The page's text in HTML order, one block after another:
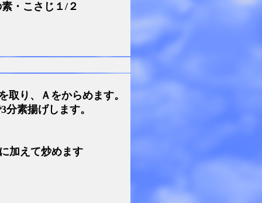
・こさじ１/２
取り、Ａをからめます。
素揚げします。
加えて炒めます